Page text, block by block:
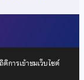
การเข้าชมเว็บไซต์